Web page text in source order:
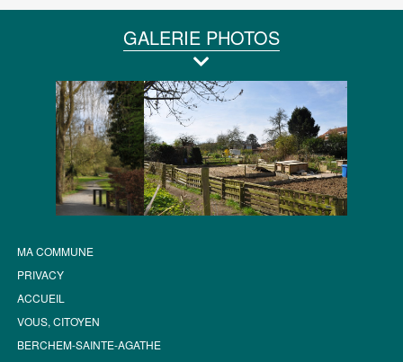
GALERIE PHOTOS
MA COMMUNE
PRIVACY
ACCUEIL
VOUS, CITOYEN
BERCHEM-SAINTE-AGATHE